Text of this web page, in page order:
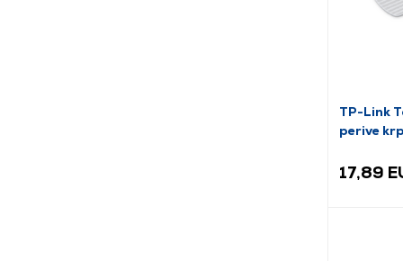
TP-Link
perive
17,89